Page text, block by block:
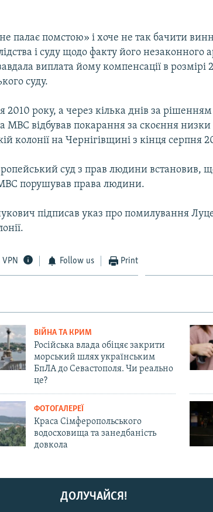
палає помстою» і хоче не так бачити
і суду щодо факту його незаконного
виплата йому компенсації в розмірі
суду.
року, а через кілька днів за рішенням
МВС відбував покарання за скоєння низки
колонії на Чернігівщині з кінця серпня
суд з прав людини встановив,
порушував права людини.
підписав указ про помилування
Follow us Print
ВІЙНА ТА КРИМ
Російська влада обіцяє закрити
морський шлях українським
БпЛА до Севастополя. Чи реально
це?
ФОТОГАЛЕРЕЇ
Краса Сімферопольського
водосховища та занедбаність
довкола
ДОЛУЧАЙСЯ!